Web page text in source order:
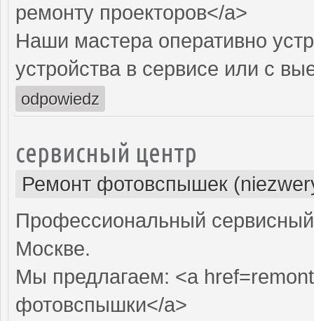
ремонту проекторов</a>
Наши мастера оперативно
устройства в сервисе или с
odpowiedz
сервисный центр
Ремонт фотовспышек
Профессиональный
Москве.
Мы предлагаем: <a
фотовспышки</a>